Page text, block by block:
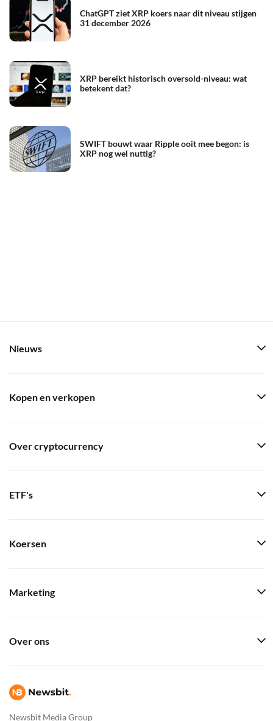
ChatGPT ziet XRP koers naar dit niveau stijgen
31 december 2026
XRP bereikt historisch oversold-niveau: wat
betekent dat?
SWIFT bouwt waar Ripple ooit mee begon: is
XRP nog wel nuttig?
Newsbit Media Group
Nieuws
Kopen en verkopen
Over cryptocurrency
ETF's
Koersen
Marketing
Over ons